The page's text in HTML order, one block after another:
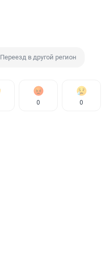
Переезд в другой регион
0 0